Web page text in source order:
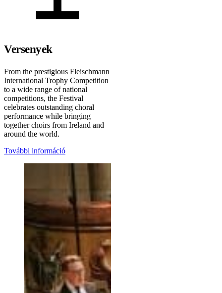
Versenyek
From the prestigious Fleischmann
International Trophy Competition
to a wide range of national
competitions, the Festival
celebrates outstanding choral
performance while bringing
together choirs from Ireland and
around the world.
További információ